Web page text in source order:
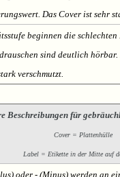
Das Cover ist sehr
beginnen die
sind deutlich
verschmutzt.
Beschreibungen für
Cover = Plattenhülle
Label = Etikette in der Mitte auf
oder - (Minus) werden an